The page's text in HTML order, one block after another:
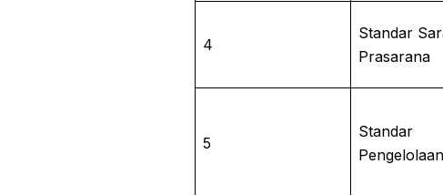
4
Standar
Prasarana
5
Standar
Pengelolaan